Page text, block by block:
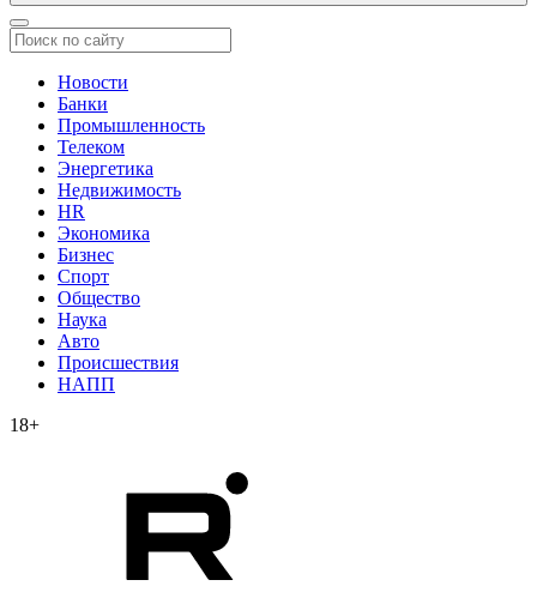
Новости
Банки
Промышленность
Телеком
Энергетика
Недвижимость
HR
Экономика
Бизнес
Спорт
Общество
Наука
Авто
Происшествия
НАПП
18+